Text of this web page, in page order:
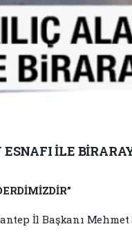
İLE
İl Başkanı